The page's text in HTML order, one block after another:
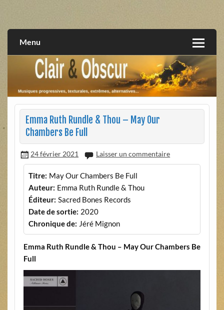
extrêmes, alternatives, texturales
Menu
Emma Ruth Rundle & Thou – May Our
Chambers Be Full
24 février 2021 Laisser un commentaire
Titre: May Our Chambers Be Full
Auteur: Emma Ruth Rundle & Thou
Éditeur: Sacred Bones Records
Date de sortie: 2020
Chronique de: Jéré Mignon
Emma Ruth Rundle & Thou – May Our Chambers Be
Full